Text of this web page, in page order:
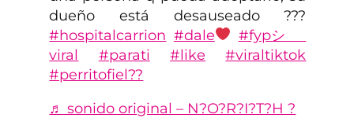
dueño está desauseado ???
#hospitalcarrion #dale
#fypシ゚
viral
#parati #like
#viraltiktok
#perritofiel??
♬ sonido original – N?O?R?I?T?H ?